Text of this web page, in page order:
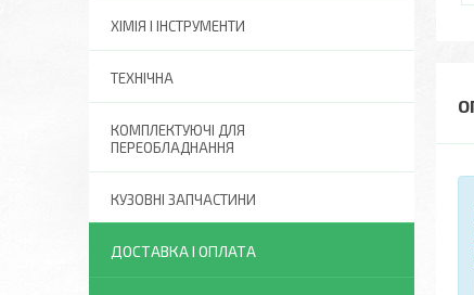
ХІМІЯ І ІНСТРУМЕНТИ
ТЕХНІЧНА
КОМПЛЕКТУЮЧІ ДЛЯ
ПЕРЕОБЛАДНАННЯ
КУЗОВНІ ЗАПЧАСТИНИ
ДОСТАВКА І ОПЛАТА